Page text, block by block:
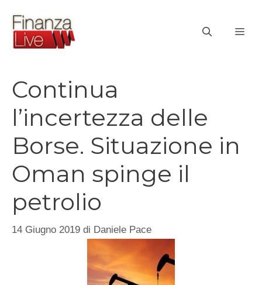
contenuto
Continua
l’incertezza delle
Borse. Situazione in
Oman spinge il
petrolio
14 Giugno 2019 di Daniele Pace